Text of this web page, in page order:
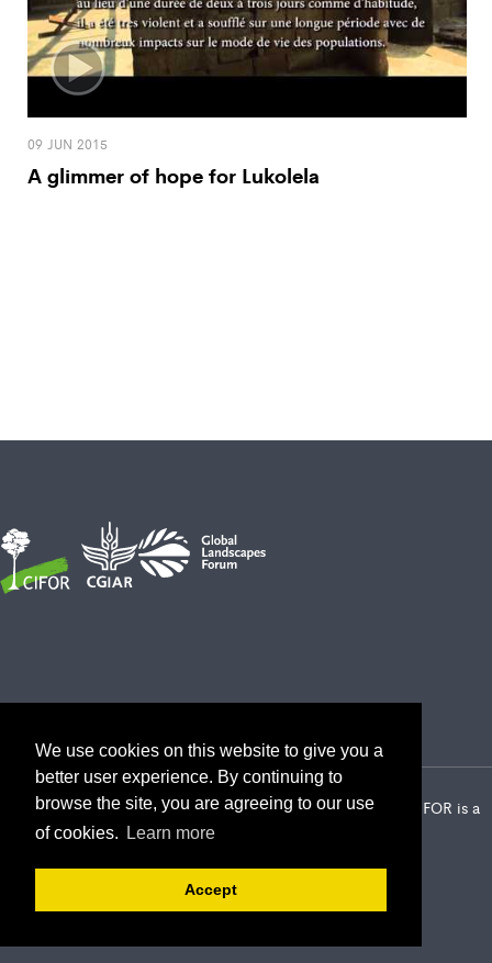
We use cookies on this website to give you a
better user experience. By continuing to
browse the site, you are agreeing to our use
of cookies.
Learn more
Accept
09 JUN 2015
A glimmer of hope for Lukolela
2026 Center for International Forestry Research (CIFOR) | CIFOR is a
CGIAR Research Center
Landscape Alliance privacy notice